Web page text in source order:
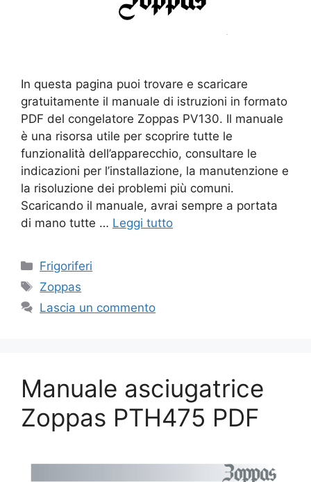
In questa pagina puoi trovare e scaricare
gratuitamente il manuale di istruzioni in formato
PDF del congelatore Zoppas PV130. Il manuale
è una risorsa utile per scoprire tutte le
funzionalità dell’apparecchio, consultare le
indicazioni per l’installazione, la manutenzione e
la risoluzione dei problemi più comuni.
Scaricando il manuale, avrai sempre a portata
di mano tutte … Leggi tutto
Categorie
Frigoriferi
Tag
Zoppas
Lascia un commento
Manuale asciugatrice
Zoppas PTH475 PDF